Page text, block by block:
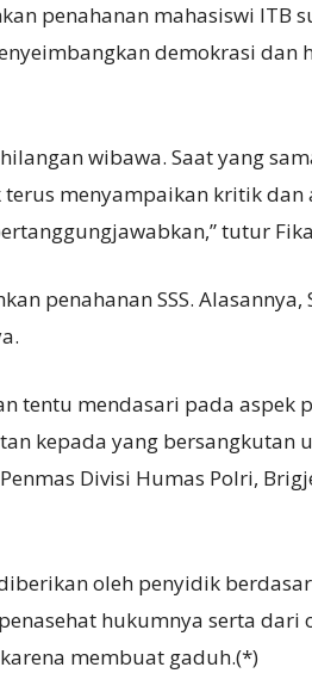
penahanan mahasiswi ITB
demokrasi dan
wibawa. Saat yang
menyampaikan kritik dan
tutur
penahanan SSS. Alasannya,
tentu mendasari pada aspek
kepada yang bersangkutan
Divisi Humas Polri,
oleh penyidik
hukumnya serta dari
membuat gaduh.(*)